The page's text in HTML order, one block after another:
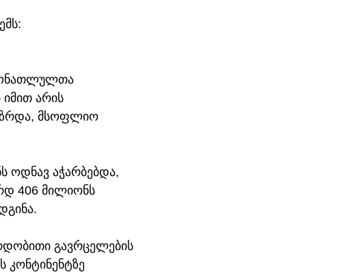
არის
ზრდა, მსოფლიო
ოდნავ აჭარბებდა,
406 მილიონს
გავრცელების
კონტინენტზე